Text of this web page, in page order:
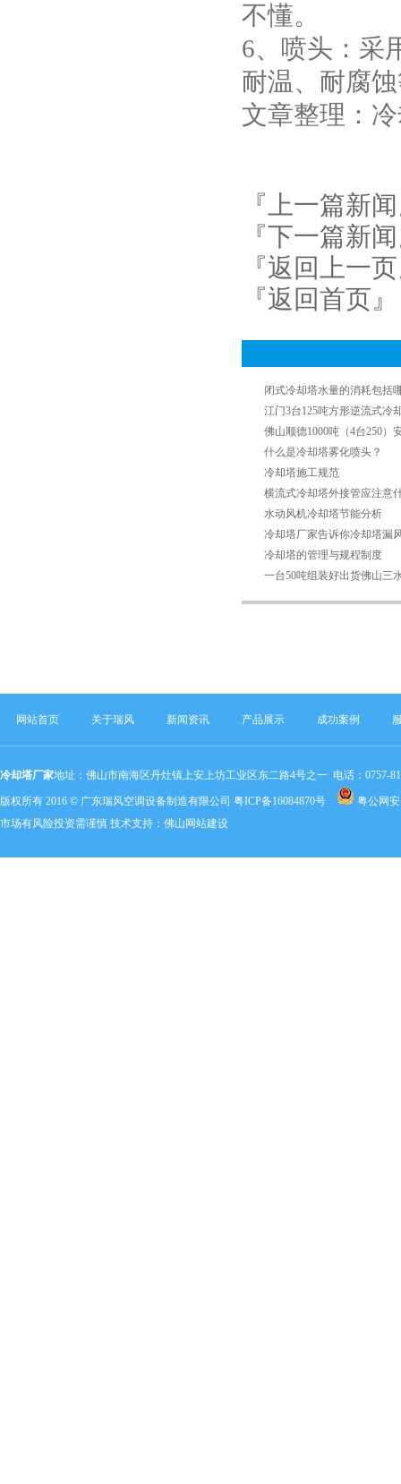
不懂。
6、喷头：采
耐温、耐腐
文章整理：
『上一篇新
『下一篇新
『返回上一
『返回首页』
闭式冷却塔水量的消耗包括
江门3台125吨方形逆流式冷
佛山顺德1000吨（4台250）
什么是冷却塔雾化喷头？
冷却塔施工规范
横流式冷却塔外接管应注意
水动风机冷却塔节能分析
冷却塔厂家告诉你冷却塔漏
冷却塔的管理与规程制度
一台50吨组装好出货佛山三
网站首页 关于瑞风 新闻资讯 产品展示 成功案例
冷却塔厂家地址：佛山市南海区丹灶镇上安上坊工业区东二路4号之一 电话：0757-
版权所有 2016 © 广东瑞风空调设备制造有限公司 粤ICP备16084870号
粤公网安
市场有风险投资需谨慎 技术支持： 佛山网站建设